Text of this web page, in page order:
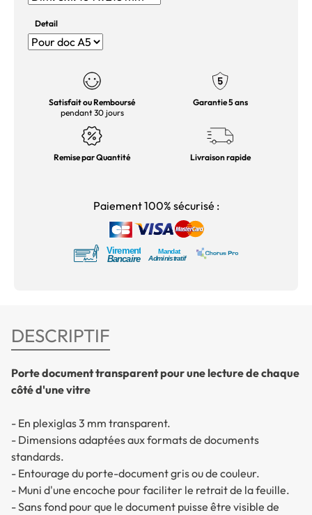
Detail
Satisfait ou Remboursé
pendant 30 jours
Garantie 5 ans
Remise par Quantité Livraison rapide
Paiement 100% sécurisé :
DESCRIPTIF
Porte document transparent pour une lecture de chaque
côté d'une vitre
- En plexiglas 3 mm transparent.
- Dimensions adaptées aux formats de documents
standards.
- Entourage du porte-document gris ou de couleur.
- Muni d'une encoche pour faciliter le retrait de la feuille.
- Sans fond pour que le document puisse être visible de